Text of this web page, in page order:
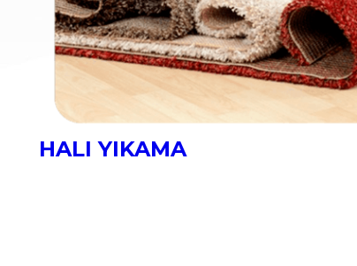
KOLTUK YIKAMA